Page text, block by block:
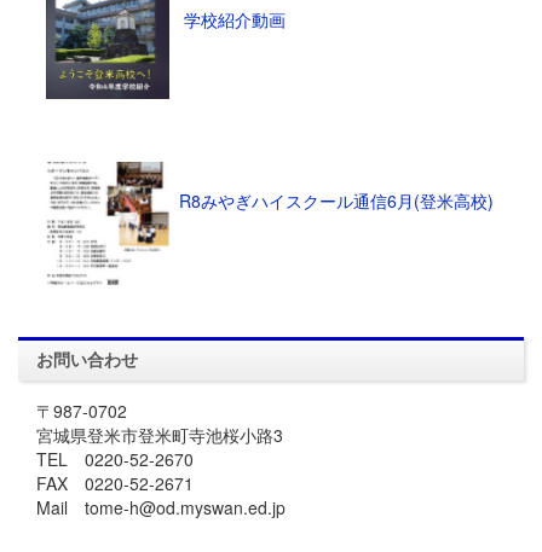
学校紹介動画
R8みやぎハイスクール通信6月(登米高校)
お問い合わせ
〒987-0702
宮城県登米市登米町寺池桜小路3
TEL 0220-52-2670
FAX 0220-52-2671
Mail tome-h@od.myswan.ed.jp